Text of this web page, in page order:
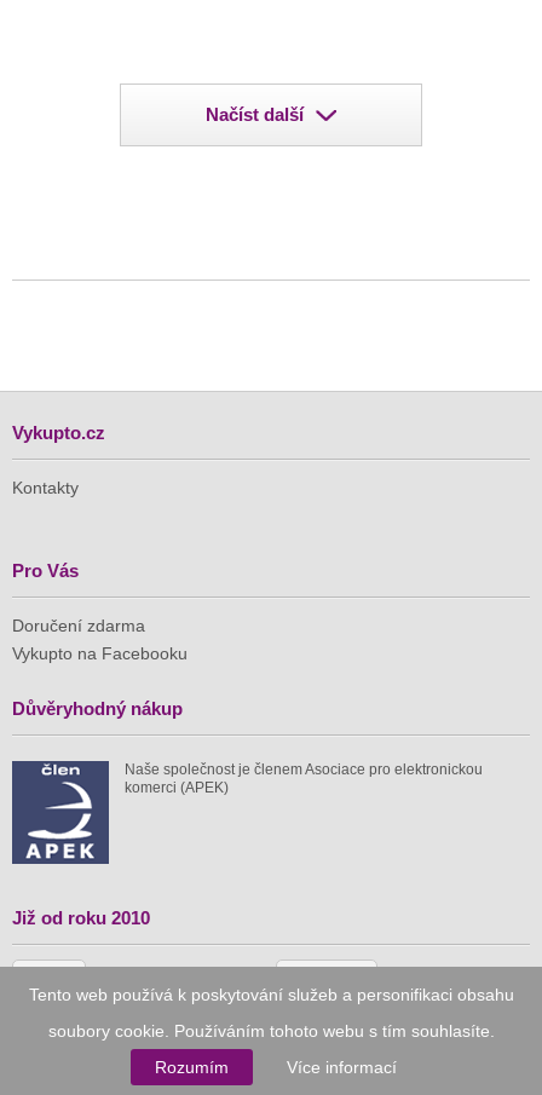
Tento web používá k poskytování služeb a personifikaci obsahu
soubory cookie. Používáním tohoto webu s tím souhlasíte.
Rozumím
Více informací
Načíst další
Vykupto.cz
Kontakty
Pro Vás
Doručení zdarma
Vykupto na Facebooku
Důvěryhodný nákup
Naše společnost je členem Asociace pro elektronickou
komerci (APEK)
Již od roku 2010